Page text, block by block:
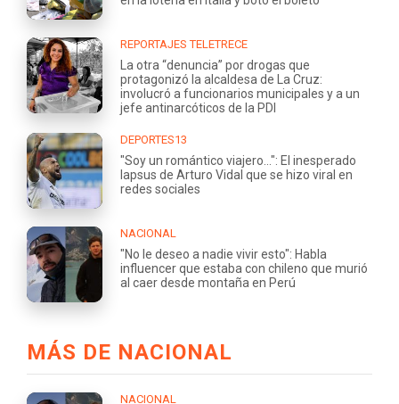
REPORTAJES TELETRECE
La otra “denuncia” por drogas que
protagonizó la alcaldesa de La Cruz:
involucró a funcionarios municipales y a un
jefe antinarcóticos de la PDI
DEPORTES13
"Soy un romántico viajero...": El inesperado
lapsus de Arturo Vidal que se hizo viral en
redes sociales
NACIONAL
"No le deseo a nadie vivir esto": Habla
influencer que estaba con chileno que murió
al caer desde montaña en Perú
MÁS DE NACIONAL
NACIONAL